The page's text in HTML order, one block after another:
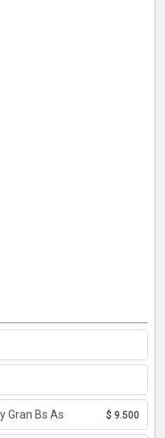
Gran Bs As $ 9.500